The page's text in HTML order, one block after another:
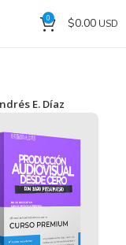
0 $0.00
E. Díaz